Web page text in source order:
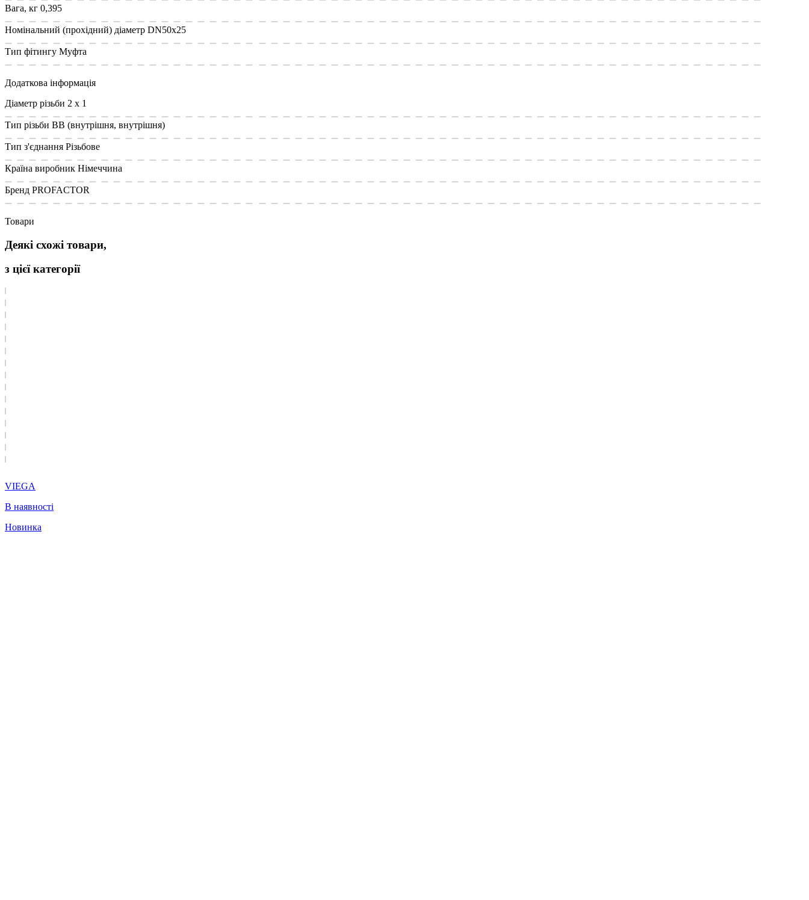
Вага, кг 0,395
Номінальний (прохідний) діаметр DN50x25
Тип фітингу Муфта
Додаткова інформація
Діаметр різьби 2 x 1
Тип різьби ВВ (внутрішня, внутрішня)
Тип з'єднання Різьбове
Країна виробник Німеччина
Бренд PROFACTOR
Товари
Деякі схожі товари,
з цієї категорії
VIEGA
В наявності
Новинка